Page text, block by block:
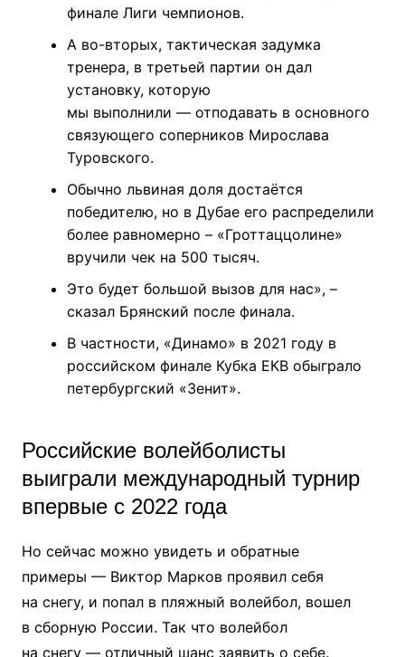
финале Лиги чемпионов.
А во-вторых, тактическая задумка
тренера, в третьей партии он дал
установку, которую
мы выполнили — отподавать в основного
связующего соперников Мирослава
Туровского.
Обычно львиная доля достаётся
победителю, но в Дубае его распределили
более равномерно – «Гроттаццолине»
вручили чек на 500 тысяч.
Это будет большой вызов для нас», –
сказал Брянский после финала.
В частности, «Динамо» в 2021 году в
российском финале Кубка ЕКВ обыграло
петербургский «Зенит».
Российские волейболисты
выиграли международный турнир
впервые с 2022 года
Но сейчас можно увидеть и обратные
примеры — Виктор Марков проявил себя
на снегу, и попал в пляжный волейбол, вошел
в сборную России. Так что волейбол
на снегу — отличный шанс заявить о себе.